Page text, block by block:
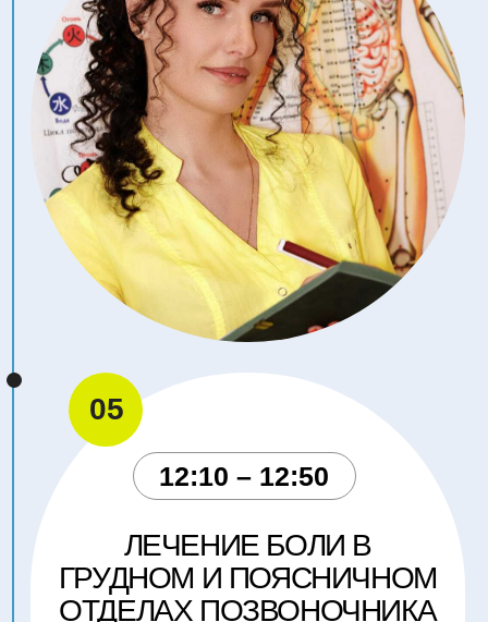
14:10 – 14:50
ГОЛОВНАЯ БОЛЬ В
ПРАКТИКЕ
ИГЛОТЕРАПЕВТА
ШАРАПОВ КОНСТАНТИН
ВЛАДИМИРОВИЧ
Врач-остеопат, президент
Русского Регистра Докторов
Остеопатии с 1998 по 2006 г.,
иглотерапевт по Нэй Цзин